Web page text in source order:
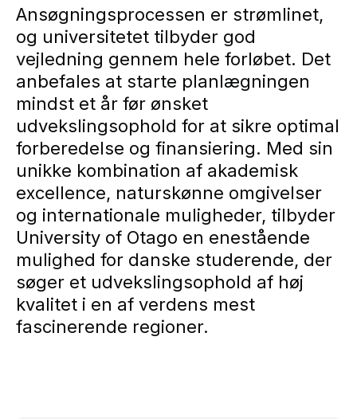
Ansøgningsprocessen er strømlinet,
og universitetet tilbyder god
vejledning gennem hele forløbet. Det
anbefales at starte planlægningen
mindst et år før ønsket
udvekslingsophold for at sikre optimal
forberedelse og finansiering. Med sin
unikke kombination af akademisk
excellence, naturskønne omgivelser
og internationale muligheder, tilbyder
University of Otago en enestående
mulighed for danske studerende, der
søger et udvekslingsophold af høj
kvalitet i en af verdens mest
fascinerende regioner.